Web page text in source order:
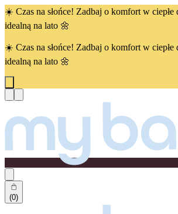
☀️ Czas na słońce! Zadbaj o komfort w
idealną na lato 🌼
☀️ Czas na słońce! Zadbaj o komfort w
idealną na lato 🌼
(0)